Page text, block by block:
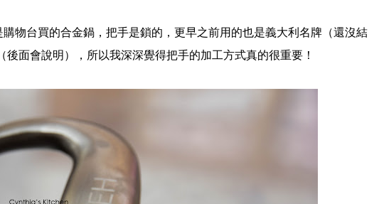
物台買的合金鍋，把手是鎖的，更早之前用的也是義大利名牌（還沒結
面會說明），所以我深深覺得把手的加工方式真的很重要！